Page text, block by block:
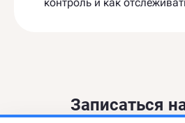
контроль и как
Записаться